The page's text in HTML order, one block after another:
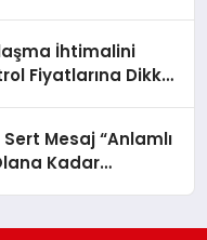
İhtimalini
Fiyatlarına Dikkat
Mesaj “Anlamlı
Kadar